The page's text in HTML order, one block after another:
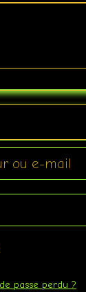
passe perdu ?